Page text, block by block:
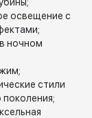
освещение с
ночном
стили